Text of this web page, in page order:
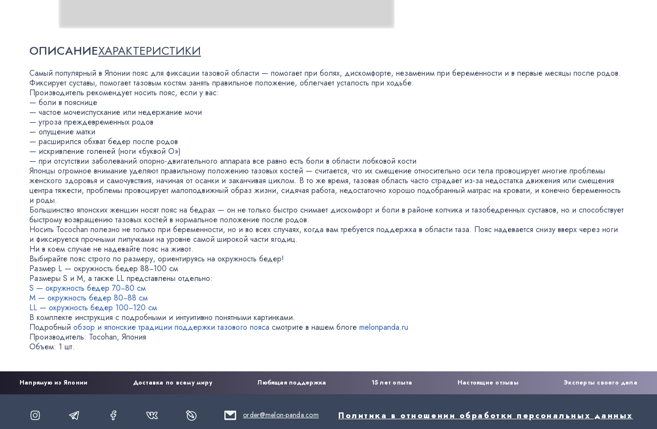
ОПИСАНИЕХАРАКТЕРИСТИКИ
Самый популярный в Японии пояс для фиксации тазовой области — помогает при болях, дискомфорте, незаменим при беременности и в первые месяцы после родов.
Фиксирует суставы, помогает тазовым костям занять правильное положение, облегчает усталость при ходьбе.
Производитель рекомендует носить пояс, если у вас:
— боли в пояснице
— частое мочеиспускание или недержание мочи
— угроза преждевременных родов
— опущение матки
— расширился обхват бедер после родов
— искривление голеней (ноги «буквой О»)
— при отсутствии заболеваний опорно-двигательного аппарата все равно есть боли в области лобковой кости
Японцы огромное внимание уделяют правильному положению тазовых костей — считается, что их смещение относительно оси тела провоцирует многие проблемы
женского здоровья и самочувствия, начиная от осанки и заканчивая циклом. В то же время, тазовая область часто страдает из-за недостатка движения или смещения
центра тяжести, проблемы провоцирует малоподвижный образ жизни, сидячая работа, недостаточно хорошо подобранный матрас на кровати, и конечно беременность
и роды.
Большинство японских женщин носят пояс на бедрах — он не только быстро снимает дискомфорт и боли в районе копчика и тазобедренных суставов, но и способствует
быстрому возвращению тазовых костей в нормальное положение после родов.
Носить Tocochan полезно не только при беременности, но и во всех случаях, когда вам требуется поддержка в области таза. Пояс надевается снизу вверх через ноги
и фиксируется прочными липучками на уровне самой широкой части ягодиц.
Ни в коем случае не надевайте пояс на живот.
Выбирайте пояс строго по размеру, ориентируясь на окружность бедер!
Размер L — окружность бедер 88−100 см
Размеры S и М, а также LL представлены отдельно:
S — окружность бедер 70−80 см
М — окружность бедер 80−88 см
LL — окружность бедер 100−120 см
В комплекте инструкция с подробными и интуитивно понятными картинками.
Подробный обзор и японские традиции поддержки тазового пояса смотрите в нашем блоге melonpanda.ru
Производитель: Tocohan, Япония
Объем: 1 шт.
Напрямую из Японии Доставка по всему миру Любящая поддержка 15 лет опыта Настоящие отзывы Эксперты своего дела
order@melon-panda.com Политика в отношении обработки персональных данных